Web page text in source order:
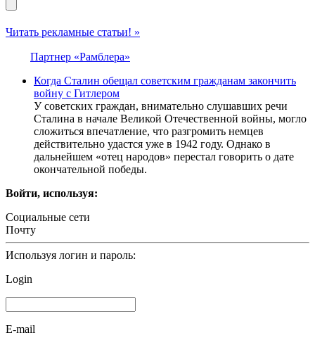
Читать рекламные статьи! »
Партнер «Рамблера»
Когда Сталин обещал советским гражданам закончить
войну с Гитлером
У советских граждан, внимательно слушавших речи
Сталина в начале Великой Отечественной войны, могло
сложиться впечатление, что разгромить немцев
действительно удастся уже в 1942 году. Однако в
дальнейшем «отец народов» перестал говорить о дате
окончательной победы.
Войти, используя:
Социальные сети
Почту
Используя логин и пароль:
Login
E-mail